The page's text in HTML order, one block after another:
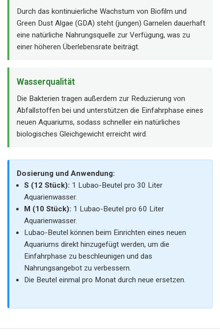
Durch das kontinuierliche Wachstum von Biofilm und
Green Dust Algae (GDA) steht (jungen) Garnelen dauerhaft
eine natürliche Nahrungsquelle zur Verfügung, was zu
einer höheren Überlebensrate beiträgt.
Wasserqualität
Die Bakterien tragen außerdem zur Reduzierung von
Abfallstoffen bei und unterstützen die Einfahrphase eines
neuen Aquariums, sodass schneller ein natürliches
biologisches Gleichgewicht erreicht wird.
Dosierung und Anwendung:
S (12 Stück): 1 Lubao-Beutel pro 30 Liter
Aquarienwasser.
M (10 Stück): 1 Lubao-Beutel pro 60 Liter
Aquarienwasser.
Lubao-Beutel können beim Einrichten eines neuen
Aquariums direkt hinzugefügt werden, um die
Einfahrphase zu beschleunigen und das
Nahrungsangebot zu verbessern.
Die Beutel einmal pro Monat durch neue ersetzen.